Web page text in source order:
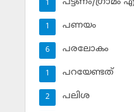
1
പണയം
1
പരലോകം
6
പറയേണ്ടത്
1
പലിശ
2